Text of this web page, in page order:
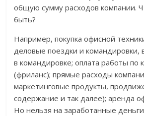
общую сумму расходов компании.
быть?
Например, покупка офисной
деловые поездки и командировки,
в командировке; оплата работы по
(фриланс); прямые расходы
маркетинговые продукты,
содержание и так далее); аренда
Но нельзя на заработанные